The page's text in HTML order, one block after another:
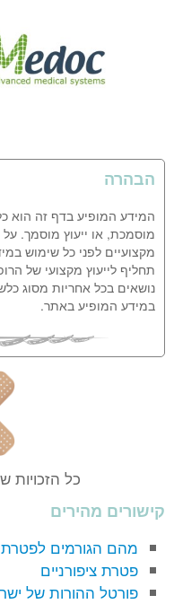
הבהרה
המידע המופיע בדף זה הוא
מוסמכת, או ייעוץ מוסמך.
מקצועיים לפני כל שימוש
תחליף לייעוץ מקצועי של
נושאים בכל אחריות מסוג
במידע המופיע באתר.
כל הזכויות
קישורים מהירים
מהם הגורמים לפטרת
פטרת ציפורניים
פורטל ההורות של